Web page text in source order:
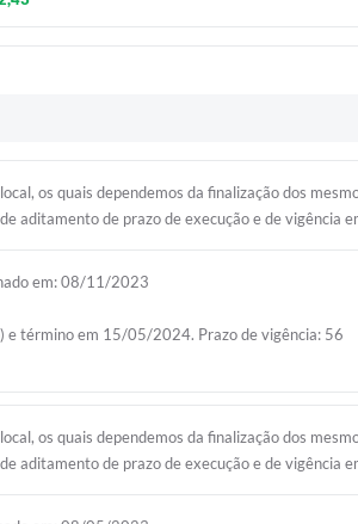
os quais dependemos da finalização dos
aditamento de prazo de execução e de vigência
em: 08/11/2023
e término em 15/05/2024. Prazo de vigência: 56
os quais dependemos da finalização dos
aditamento de prazo de execução e de vigência